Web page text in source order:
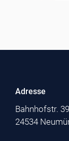
Adresse
Bahnhofstr. 39
24534